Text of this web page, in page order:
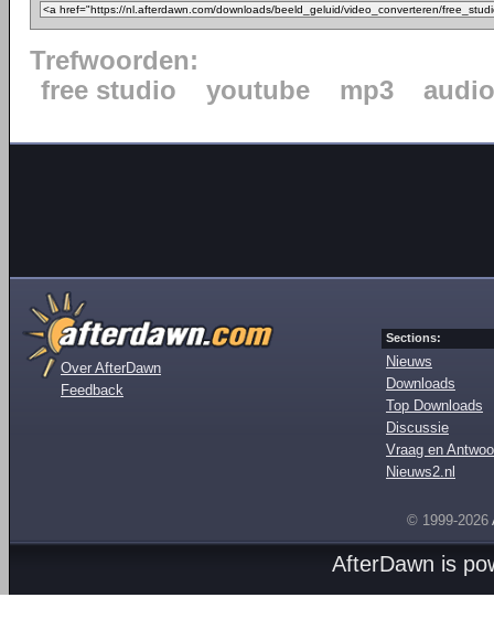
Trefwoorden:
free studio
youtube mp3 audio
Over AfterDawn
Feedback
Sections:
Nieuws
Downloads
Top Downloads
Discussie
Vraag en
Nieuws2.nl
© 1999-2026
AfterDawn is